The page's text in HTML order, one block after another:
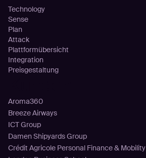
Technology
Sense
Plan
Attack
Plattformübersicht
Integration
Preisgestaltung
Aroma360
Breeze Airways
ICT Group
Damen Shipyards Group
Crédit Agricole Personal Finance & Mobility